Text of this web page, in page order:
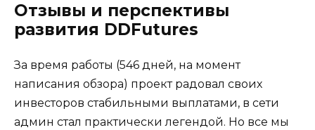
Отзывы и перспективы
развития DDFutures
За время работы (546 дней, на момент
написания обзора) проект радовал своих
инвесторов стабильными выплатами, в сети
админ стал практически легендой. Но все мы